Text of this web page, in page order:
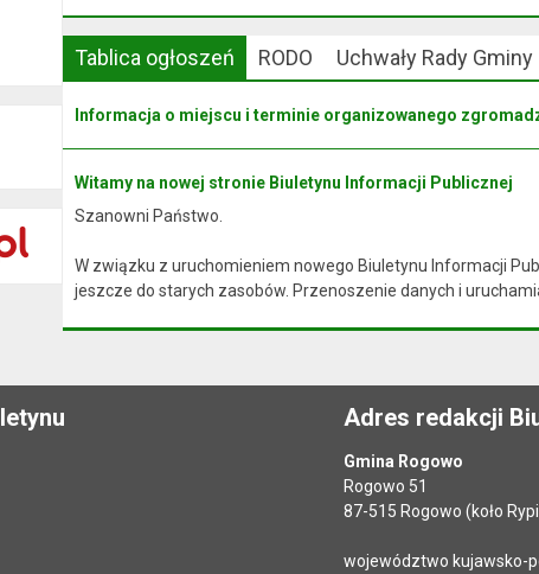
Tablica ogłoszeń RODO Uchwały Rady Gminy
Informacja o miejscu i terminie organizowanego
Witamy na nowej stronie Biuletynu Informacji Publicznej
Szanowni Państwo.
W związku z uruchomieniem nowego Biuletynu Informacji
jeszcze do starych zasobów. Przenoszenie danych i
Adres redakcji
Gmina Rogowo
Rogowo 51
87-515 Rogowo (koło
województwo kujawsko-